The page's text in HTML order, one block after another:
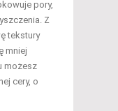
pory,
Z
tekstury
mniej
możesz
cery, o